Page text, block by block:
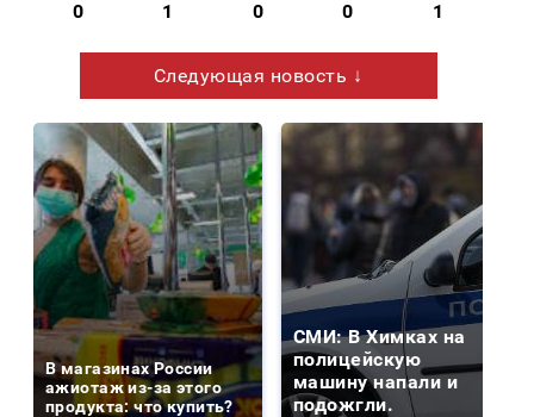
0 1 0 0 1
Следующая новость ↓
В магазинах России
ажиотаж из-за этого
продукта: что купить?
СМИ: В Химках на
полицейскую
машину напали и
подожгли.